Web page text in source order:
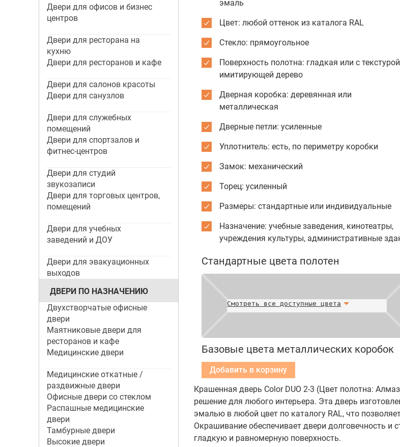
Двери для офисов и бизнес
центров
Двери для ресторана на
кухню
Двери для ресторанов и кафе
Двери для салонов красоты
Двери для санузлов
Двери для служебных
помещений
Двери для спортзалов и
фитнес-центров
Двери для студий
звукозаписи
Двери для торговых центров,
помещений
Двери для учебных
заведений и ДОУ
Двери для эвакуационных
выходов
ДВЕРИ ПО НАЗНАЧЕНИЮ
Двухстворчатые офисные
двери
Маятниковые двери для
ресторанов и кафе
Медицинские двери
Медицинские откатные /
раздвижные двери
Офисные двери со стеклом
Распашные медицинские
двери
Тамбурные двери
Высокие двери
эмаль
Цвет: любой оттенок из каталога RAL
Стекло: прямоугольное
Поверхность полотна: гладкая или с
имитирующей дерево
Дверная коробка: деревянная или
металлическая
Дверные петли: усиленные
Уплотнитель: есть, по периметру коробки
Замок: механический
Торец: усиленный
Размеры: стандартные или индивидуальные
Назначение: учебные заведения, кинотеатры,
учреждения культуры, административные
Стандартные цвета полотен
Смотреть все доступные цвета
Базовые цвета металлических коробок
Добавить в корзину
Крашенная дверь Color DUO 2-3 (Цвет полотна:
решение для любого интерьера. Эта дверь
эмалью в любой цвет по каталогу RAL, что
Окрашивание обеспечивает двери долговечность и
гладкую и равномерную поверхность.